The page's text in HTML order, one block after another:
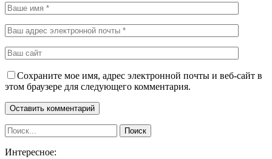
Сохраните мое имя, адрес электронной почты и веб-сайт в
этом браузере для следующего комментария.
Интересное: